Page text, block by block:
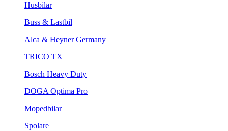
Husbilar
Buss & Lastbil
Alca & Heyner Germany
TRICO TX
Bosch Heavy Duty
DOGA Optima Pro
Mopedbilar
Spolare